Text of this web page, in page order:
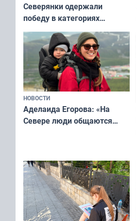
Северянки одержали
победу в категориях
всероссийского конкурса
«Мисс и Миссис Великая
Русь»
НОВОСТИ
Аделаида Егорова: «На
Севере люди общаются